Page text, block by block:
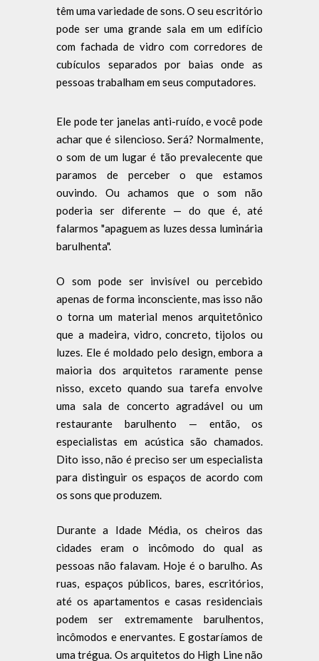
têm uma variedade de sons. O seu escritório
pode ser uma grande sala em um edifício
com fachada de vidro com corredores de
cubículos separados por baias onde as
pessoas trabalham em seus computadores.
Ele pode ter janelas anti-ruído, e você pode
achar que é silencioso. Será? Normalmente,
o som de um lugar é tão prevalecente que
paramos de perceber o que estamos
ouvindo. Ou achamos que o som não
poderia ser diferente — do que é, até
falarmos "apaguem as luzes dessa luminária
barulhenta".
O som pode ser invisível ou percebido
apenas de forma inconsciente, mas isso não
o torna um material menos arquitetônico
que a madeira, vidro, concreto, tijolos ou
luzes. Ele é moldado pelo design, embora a
maioria dos arquitetos raramente pense
nisso, exceto quando sua tarefa envolve
uma sala de concerto agradável ou um
restaurante barulhento — então, os
especialistas em acústica são chamados.
Dito isso, não é preciso ser um especialista
para distinguir os espaços de acordo com
os sons que produzem.
Durante a Idade Média, os cheiros das
cidades eram o incômodo do qual as
pessoas não falavam. Hoje é o barulho. As
ruas, espaços públicos, bares, escritórios,
até os apartamentos e casas residenciais
podem ser extremamente barulhentos,
incômodos e enervantes. E gostaríamos de
uma trégua. Os arquitetos do High Line não